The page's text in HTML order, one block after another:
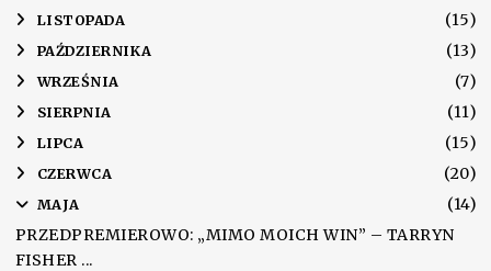
► LISTOPADA (15)
► PAŹDZIERNIKA (13)
► WRZEŚNIA (7)
► SIERPNIA (11)
► LIPCA (15)
► CZERWCA (20)
▼ MAJA
(14)
PRZEDPREMIEROWO: „MIMO MOICH WIN” – TARRYN
FISHER ...